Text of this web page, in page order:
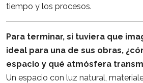
tiempo y los procesos.
Para terminar, si tuviera que
ideal para una de sus obras,
espacio y qué atmósfera
Un espacio con luz natural,